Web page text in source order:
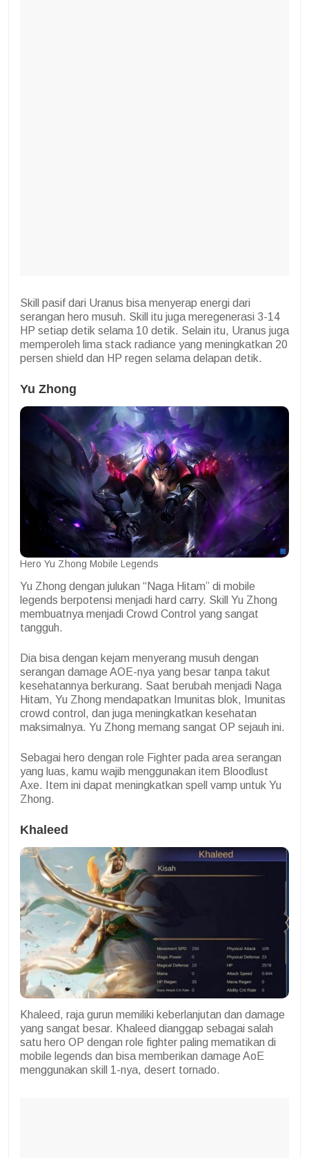
Skill pasif dari Uranus bisa menyerap energi dari
serangan hero musuh. Skill itu juga meregenerasi 3-14
HP setiap detik selama 10 detik. Selain itu, Uranus juga
memperoleh lima stack radiance yang meningkatkan 20
persen shield dan HP regen selama delapan detik.
Yu Zhong
Hero Yu Zhong Mobile Legends
Yu Zhong dengan julukan “Naga Hitam” di mobile
legends berpotensi menjadi hard carry. Skill Yu Zhong
membuatnya menjadi Crowd Control yang sangat
tangguh.
Dia bisa dengan kejam menyerang musuh dengan
serangan damage AOE-nya yang besar tanpa takut
kesehatannya berkurang. Saat berubah menjadi Naga
Hitam, Yu Zhong mendapatkan Imunitas blok, Imunitas
crowd control, dan juga meningkatkan kesehatan
maksimalnya. Yu Zhong memang sangat OP sejauh ini.
Sebagai hero dengan role Fighter pada area serangan
yang luas, kamu wajib menggunakan item Bloodlust
Axe. Item ini dapat meningkatkan spell vamp untuk Yu
Zhong.
Khaleed
Khaleed, raja gurun memiliki keberlanjutan dan damage
yang sangat besar. Khaleed dianggap sebagai salah
satu hero OP dengan role fighter paling mematikan di
mobile legends dan bisa memberikan damage AoE
menggunakan skill 1-nya, desert tornado.